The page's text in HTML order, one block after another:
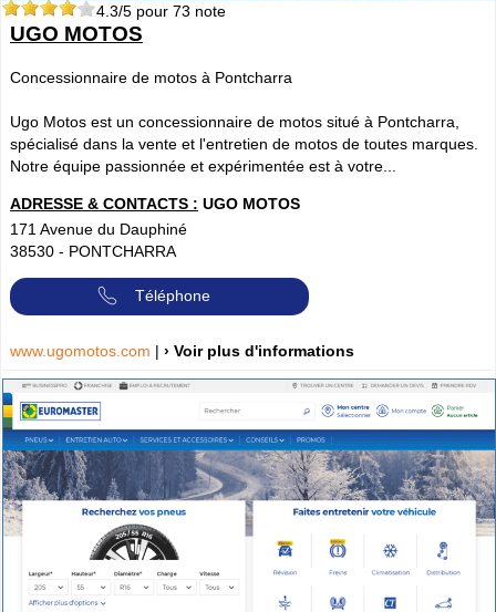
4.3/5 pour 73 note
UGO MOTOS
Concessionnaire de motos à Pontcharra
Ugo Motos est un concessionnaire de motos situé à Pontcharra,
spécialisé dans la vente et l'entretien de motos de toutes marques.
Notre équipe passionnée et expérimentée est à votre...
ADRESSE & CONTACTS : UGO MOTOS
171 Avenue du Dauphiné
38530 - PONTCHARRA
Téléphone
www.ugomotos.com | › Voir plus d'informations